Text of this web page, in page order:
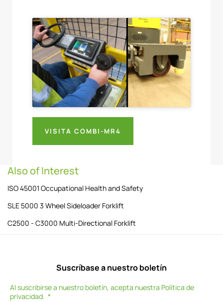
VISITA COMBI-MR4
Also of Interest
ISO 45001 Occupational Health and Safety
SLE 5000 3 Wheel Sideloader Forklift
C2500 - C3000 Multi-Directional Forklift
Suscríbase a nuestro boletín
Al suscribirse a nuestro boletín, acepta nuestra Política de
privacidad.